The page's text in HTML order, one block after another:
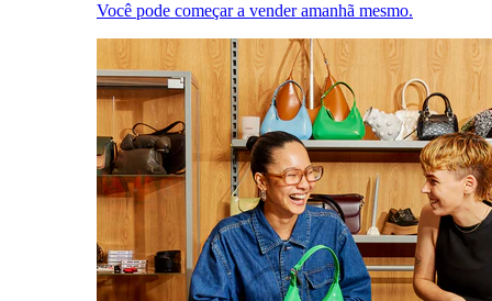
Você pode começar a vender amanhã mesmo.